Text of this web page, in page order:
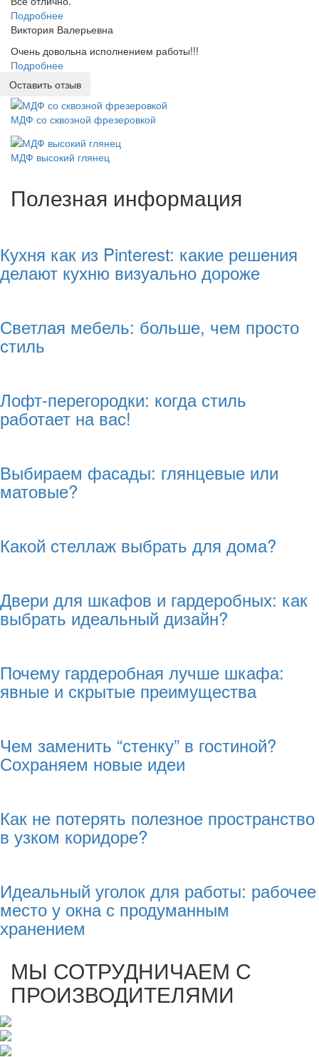
Подробнее
Виктория Валерьевна
Очень довольна исполнением работы!!!
Подробнее
Оставить отзыв
МДФ со сквозной фрезеровкой
МДФ высокий глянец
Полезная информация
Кухня как из Pinterest: какие решения
делают кухню визуально дороже
Светлая мебель: больше, чем просто
стиль
Лофт-перегородки: когда стиль
работает на вас!
Выбираем фасады: глянцевые или
матовые?
Какой стеллаж выбрать для дома?
Двери для шкафов и гардеробных: как
выбрать идеальный дизайн?
Почему гардеробная лучше шкафа:
явные и скрытые преимущества
Чем заменить “стенку” в гостиной?
Сохраняем новые идеи
Как не потерять полезное пространство
в узком коридоре?
Идеальный уголок для работы: рабочее
место у окна с продуманным
хранением
МЫ СОТРУДНИЧАЕМ С
ПРОИЗВОДИТЕЛЯМИ